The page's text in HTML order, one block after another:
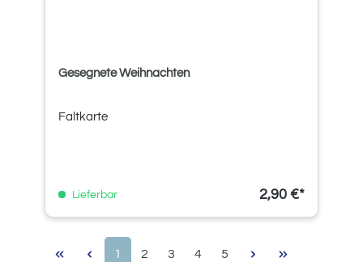
Gesegnete Weihnachten
Faltkarte
Lieferbar 2,90 €*
Seite
1 Seite
2 Seite
3 Seite
4 Seite
5